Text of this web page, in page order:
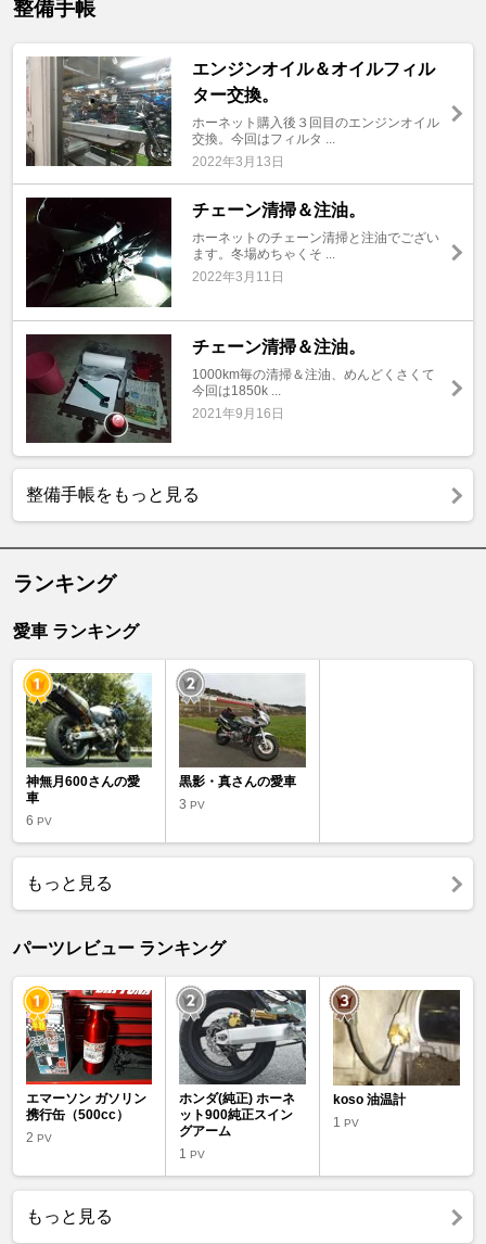
整備手帳
エンジンオイル＆オイルフィル
ター交換。
ホーネット購入後３回目のエンジンオイル
交換。今回はフィルタ ...
2022年3月13日
チェーン清掃＆注油。
ホーネットのチェーン清掃と注油でござい
ます。冬場めちゃくそ ...
2022年3月11日
チェーン清掃＆注油。
1000km毎の清掃＆注油、めんどくさくて
今回は1850k ...
2021年9月16日
整備手帳をもっと見る
ランキング
愛車 ランキング
神無月600さんの愛
車
6 PV
黒影・真さんの愛車
3PV
もっと見る
パーツレビュー ランキング
エマーソン ガソリン
携行缶（500cc）
2 PV
ホンダ(純正) ホーネ
ット900純正スイン
グアーム
1PV
koso 油温計
1 PV
もっと見る